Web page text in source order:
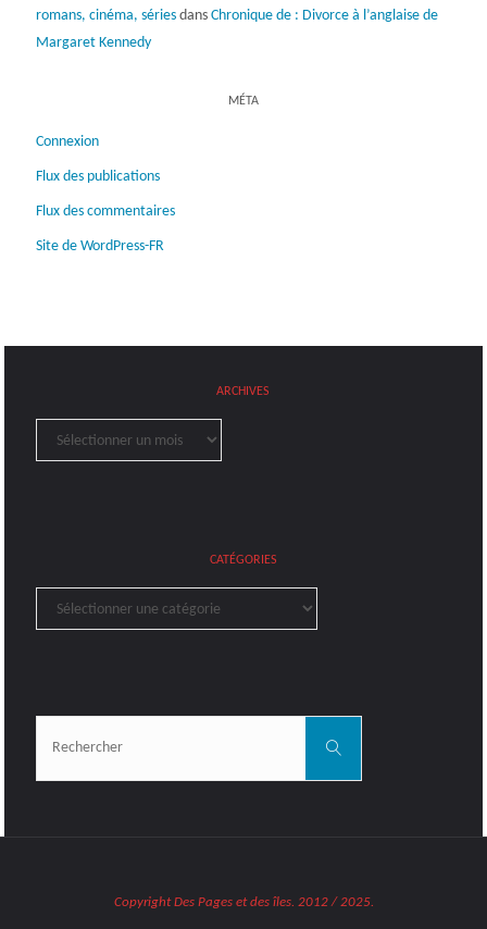
romans, cinéma, sériesdans Chronique de : Divorce à l’anglaise de
Margaret Kennedy
MÉTA
Connexion
Flux des publications
Flux des commentaires
Site de WordPress-FR
ARCHIVES
Archives
CATÉGORIES
Catégories
Rechercher
Copyright Des Pages et des îles. 2012 / 2025.